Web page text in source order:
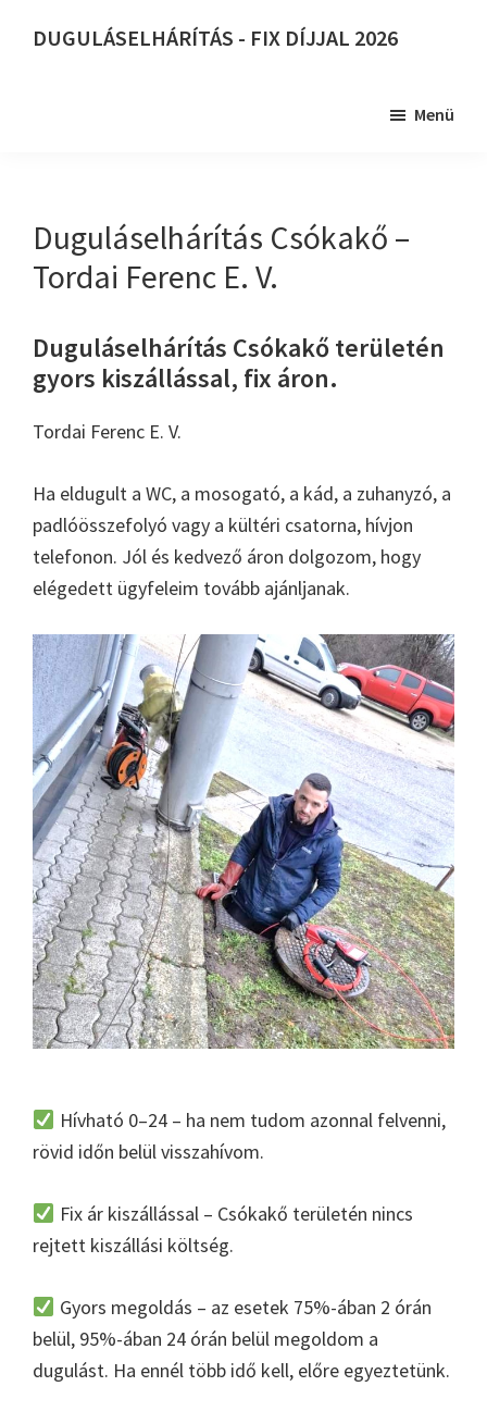
DUGULÁSELHÁRÍTÁS - FIX DÍJJAL 2026
Menü
Duguláselhárítás Csókakő –
Tordai Ferenc E. V.
Duguláselhárítás Csókakő területén
gyors kiszállással, fix áron.
Tordai Ferenc E. V.
Ha eldugult a WC, a mosogató, a kád, a zuhanyzó, a
padlóösszefolyó vagy a kültéri csatorna, hívjon
telefonon. Jól és kedvező áron dolgozom, hogy
elégedett ügyfeleim tovább ajánljanak.
Hívható 0–24 – ha nem tudom azonnal felvenni,
rövid időn belül visszahívom.
Fix ár kiszállással – Csókakő területén nincs
rejtett kiszállási költség.
Gyors megoldás – az esetek 75%-ában 2 órán
belül, 95%-ában 24 órán belül megoldom a
dugulást. Ha ennél több idő kell, előre egyeztetünk.